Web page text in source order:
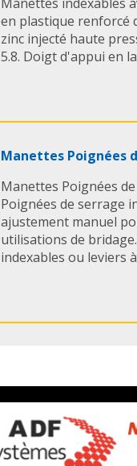
Manettes indexables
en plastique renforcé
zinc injecté haute
5.8. Doigt d'appui en
Manettes Poignées
Manettes Poignées
Poignées de serrage
ajustement manuel
utilisations de
indexables ou leviers à
Les Manettes
suivantes: > Corps à
premières
d'étanchéité >